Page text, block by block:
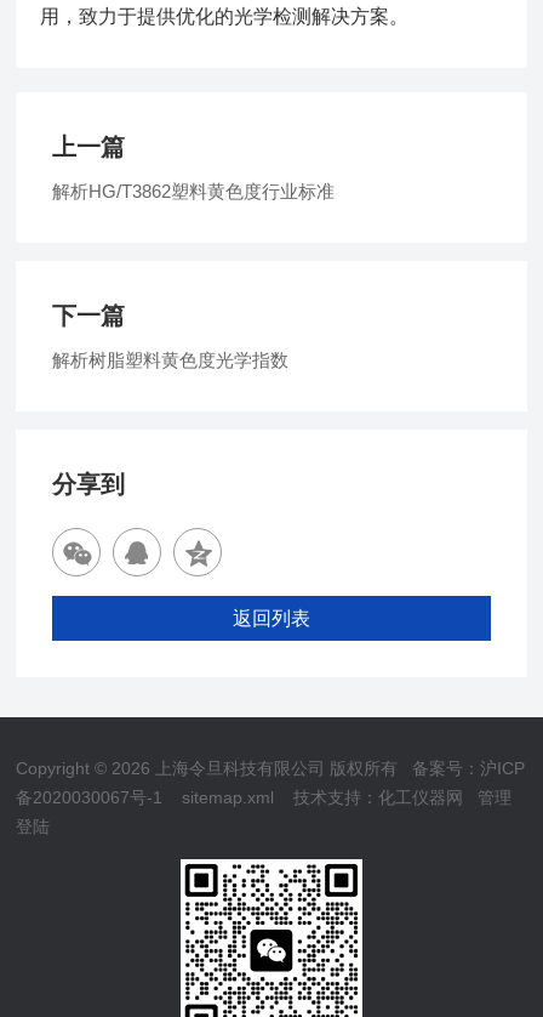
用，致力于提供优化的光学检测解决方案。
上一篇
解析HG/T3862塑料黄色度行业标准
下一篇
解析树脂塑料黄色度光学指数
分享到
返回列表
Copyright © 2026 上海令旦科技有限公司 版权所有 备案号：沪ICP
备2020030067号-1
sitemap.xml 技术支持：化工仪器网
管理
登陆